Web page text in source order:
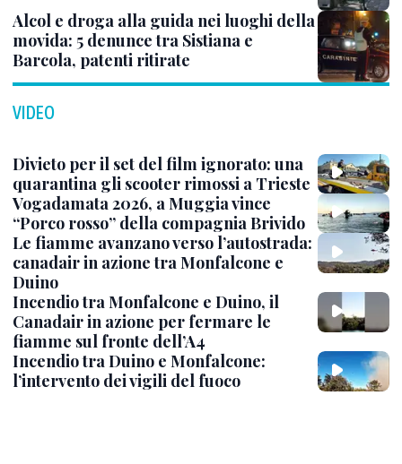
Alcol e droga alla guida nei luoghi della
movida: 5 denunce tra Sistiana e
Barcola, patenti ritirate
VIDEO
Divieto per il set del film ignorato: una
quarantina gli scooter rimossi a Trieste
Vogadamata 2026, a Muggia vince
“Porco rosso” della compagnia Brivido
Le fiamme avanzano verso l’autostrada:
canadair in azione tra Monfalcone e
Duino
Incendio tra Monfalcone e Duino, il
Canadair in azione per fermare le
fiamme sul fronte dell’A4
Incendio tra Duino e Monfalcone:
l’intervento dei vigili del fuoco